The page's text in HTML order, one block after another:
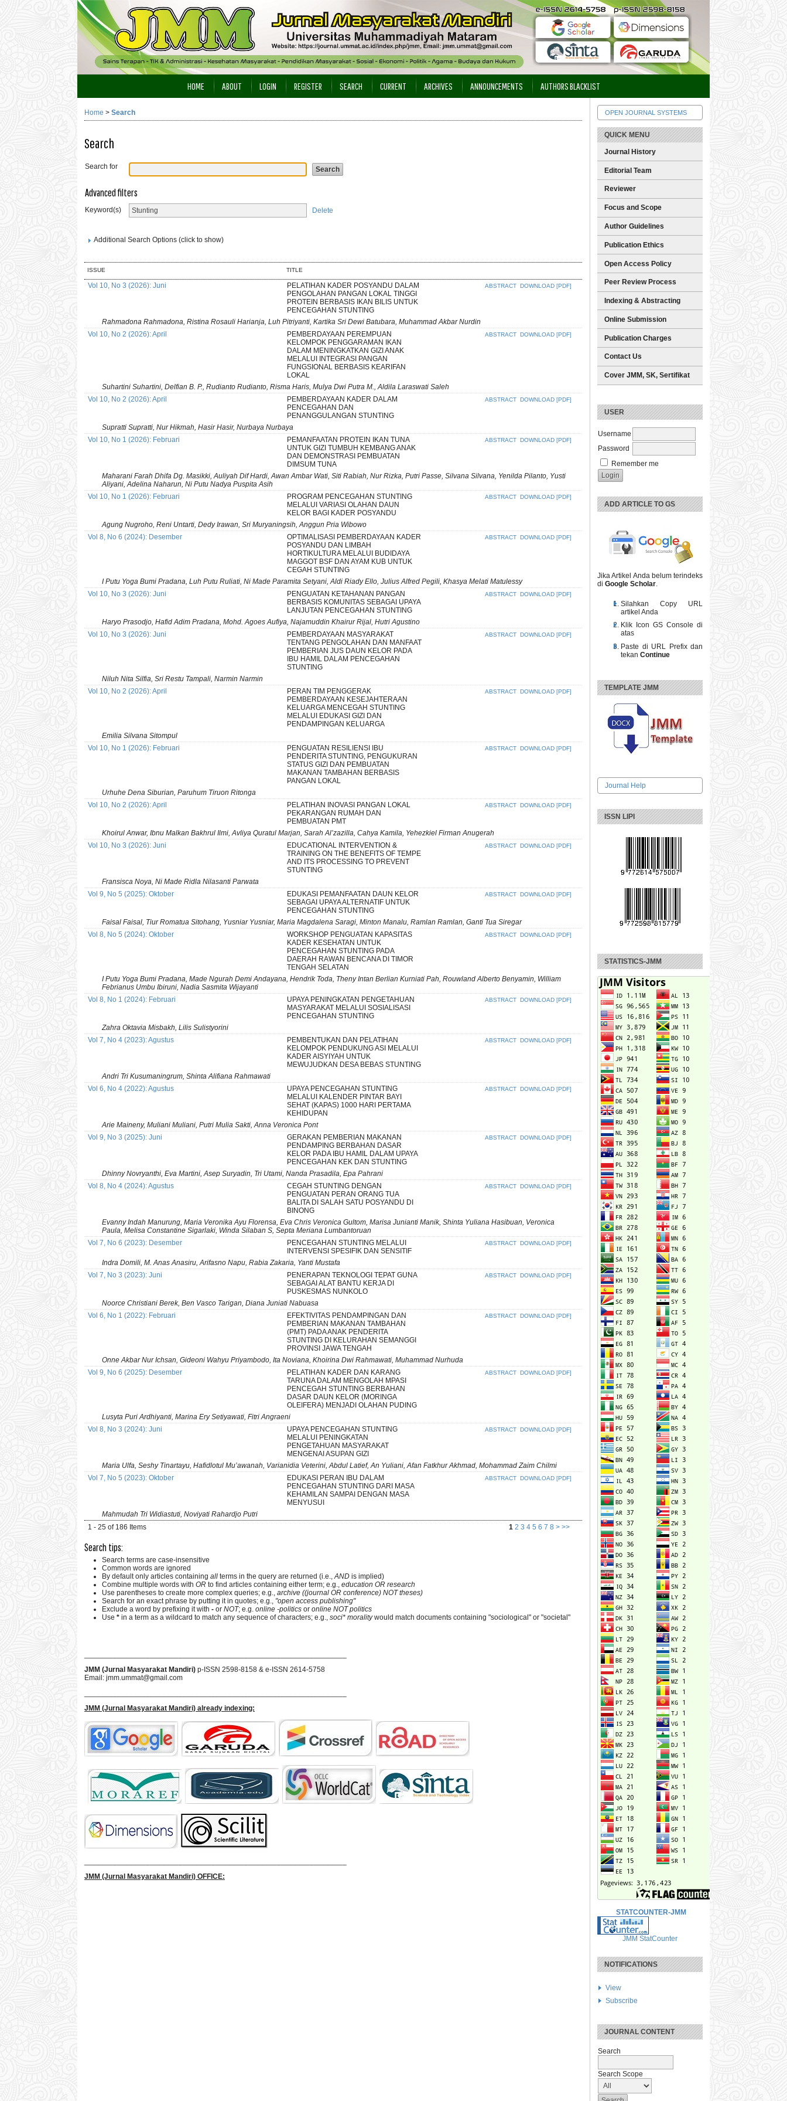
OPEN JOURNAL SYSTEMS
QUICK MENU
Journal History
Editorial Team
Reviewer
Focus and Scope
Author Guidelines
Publication Ethics
Open Access Policy
Peer Review Process
Indexing & Abstracting
Online Submission
Publication Charges
Contact Us
Cover JMM, SK, Sertifikat
USER
Username
Password
Remember me
ADD ARTICLE TO GS
Jika Artikel Anda belum terindeks
di Google Scholar
Silahkan Copy URL
artikel Anda
Klik Icon GS Console di
atas
Paste di URL Prefix dan
tekan Continue
TEMPLATE JMM
Journal Help
ISSN LIPI
STATISTICS-JMM
STATCOUNTER-JMM
JMM StatCounter
NOTIFICATIONS
View
Subscribe
JOURNAL CONTENT
Search
Search Scope
HOME ABOUT LOGIN REGISTER SEARCH CURRENT ARCHIVES ANNOUNCEMENTS AUTHORS BLACKLIST
Home > Search
Search
Search for
Advanced filters
Keyword(s) Delete
Additional Search Options (click to show)
ISSUE TITLE
Vol 10, No 3 (2026): Juni
PELATIHAN KADER POSYANDU DALAM
PENGOLAHAN PANGAN LOKAL TINGGI
PROTEIN BERBASIS IKAN BILIS UNTUK
PENCEGAHAN STUNTING
ABSTRACT DOWNLOAD [PDF]
Rahmadona Rahmadona, Ristina Rosauli Harianja, Luh Pitriyanti, Kartika Sri Dewi Batubara, Muhammad Akbar Nurdin
Vol 10, No 2 (2026): April
PEMBERDAYAAN PEREMPUAN
KELOMPOK PENGGARAMAN IKAN
DALAM MENINGKATKAN GIZI ANAK
MELALUI INTEGRASI PANGAN
FUNGSIONAL BERBASIS KEARIFAN
LOKAL
ABSTRACT DOWNLOAD [PDF]
Suhartini Suhartini, Delfian B. P., Rudianto Rudianto, Risma Haris, Mulya Dwi Putra M., Aldila Laraswati Saleh
Vol 10, No 2 (2026): April
PEMBERDAYAAN KADER DALAM
PENCEGAHAN DAN
PENANGGULANGAN STUNTING
ABSTRACT DOWNLOAD [PDF]
Supratti Supratti, Nur Hikmah, Hasir Hasir, Nurbaya Nurbaya
Vol 10, No 1 (2026): Februari
PEMANFAATAN PROTEIN IKAN TUNA
UNTUK GIZI TUMBUH KEMBANG ANAK
DAN DEMONSTRASI PEMBUATAN
DIMSUM TUNA
ABSTRACT DOWNLOAD [PDF]
Maharani Farah Dhifa Dg. Masikki, Auliyah Dif Hardi, Awan Ambar Wati, Siti Rabiah, Nur Rizka, Putri Passe, Silvana Silvana, Yenilda Pilanto, Yusti
Aliyani, Adelina Naharun, Ni Putu Nadya Puspita Asih
Vol 10, No 1 (2026): Februari
PROGRAM PENCEGAHAN STUNTING
MELALUI VARIASI OLAHAN DAUN
KELOR BAGI KADER POSYANDU
ABSTRACT DOWNLOAD [PDF]
Agung Nugroho, Reni Untarti, Dedy Irawan, Sri Muryaningsih, Anggun Pria Wibowo
Vol 8, No 6 (2024): Desember
OPTIMALISASI PEMBERDAYAAN KADER
POSYANDU DAN LIMBAH
HORTIKULTURA MELALUI BUDIDAYA
MAGGOT BSF DAN AYAM KUB UNTUK
CEGAH STUNTING
ABSTRACT DOWNLOAD [PDF]
I Putu Yoga Bumi Pradana, Luh Putu Ruliati, Ni Made Paramita Setyani, Aldi Riady Ello, Julius Alfred Pegili, Khasya Melati Matulessy
Vol 10, No 3 (2026): Juni
PENGUATAN KETAHANAN PANGAN
BERBASIS KOMUNITAS SEBAGAI UPAYA
LANJUTAN PENCEGAHAN STUNTING
ABSTRACT DOWNLOAD [PDF]
Haryo Prasodjo, Hafid Adim Pradana, Mohd. Agoes Aufiya, Najamuddin Khairur Rijal, Hutri Agustino
Vol 10, No 3 (2026): Juni
PEMBERDAYAAN MASYARAKAT
TENTANG PENGOLAHAN DAN MANFAAT
PEMBERIAN JUS DAUN KELOR PADA
IBU HAMIL DALAM PENCEGAHAN
STUNTING
ABSTRACT DOWNLOAD [PDF]
Niluh Nita Silfia, Sri Restu Tampali, Narmin Narmin
Vol 10, No 2 (2026): April
PERAN TIM PENGGERAK
PEMBERDAYAAN KESEJAHTERAAN
KELUARGA MENCEGAH STUNTING
MELALUI EDUKASI GIZI DAN
PENDAMPINGAN KELUARGA
ABSTRACT DOWNLOAD [PDF]
Emilia Silvana Sitompul
Vol 10, No 1 (2026): Februari
PENGUATAN RESILIENSI IBU
PENDERITA STUNTING, PENGUKURAN
STATUS GIZI DAN PEMBUATAN
MAKANAN TAMBAHAN BERBASIS
PANGAN LOKAL
ABSTRACT DOWNLOAD [PDF]
Urhuhe Dena Siburian, Paruhum Tiruon Ritonga
Vol 10, No 2 (2026): April
PELATIHAN INOVASI PANGAN LOKAL
PEKARANGAN RUMAH DAN
PEMBUATAN PMT
ABSTRACT DOWNLOAD [PDF]
Khoirul Anwar, Ibnu Malkan Bakhrul Ilmi, Avliya Quratul Marjan, Sarah Al’zazilla, Cahya Kamila, Yehezkiel Firman Anugerah
Vol 10, No 3 (2026): Juni
EDUCATIONAL INTERVENTION &
TRAINING ON THE BENEFITS OF TEMPE
AND ITS PROCESSING TO PREVENT
STUNTING
ABSTRACT DOWNLOAD [PDF]
Fransisca Noya, Ni Made Ridla Nilasanti Parwata
Vol 9, No 5 (2025): Oktober
EDUKASI PEMANFAATAN DAUN KELOR
SEBAGAI UPAYA ALTERNATIF UNTUK
PENCEGAHAN STUNTING
ABSTRACT DOWNLOAD [PDF]
Faisal Faisal, Tiur Romatua Sitohang, Yusniar Yusniar, Maria Magdalena Saragi, Minton Manalu, Ramlan Ramlan, Ganti Tua Siregar
Vol 8, No 5 (2024): Oktober
WORKSHOP PENGUATAN KAPASITAS
KADER KESEHATAN UNTUK
PENCEGAHAN STUNTING PADA
DAERAH RAWAN BENCANA DI TIMOR
TENGAH SELATAN
ABSTRACT DOWNLOAD [PDF]
I Putu Yoga Bumi Pradana, Made Ngurah Demi Andayana, Hendrik Toda, Theny Intan Berlian Kurniati Pah, Rouwland Alberto Benyamin, William
Febrianus Umbu Ibiruni, Nadia Sasmita Wijayanti
Vol 8, No 1 (2024): Februari
UPAYA PENINGKATAN PENGETAHUAN
MASYARAKAT MELALUI SOSIALISASI
PENCEGAHAN STUNTING
ABSTRACT DOWNLOAD [PDF]
Zahra Oktavia Misbakh, Lilis Sulistyorini
Vol 7, No 4 (2023): Agustus
PEMBENTUKAN DAN PELATIHAN
KELOMPOK PENDUKUNG ASI MELALUI
KADER AISYIYAH UNTUK
MEWUJUDKAN DESA BEBAS STUNTING
ABSTRACT DOWNLOAD [PDF]
Andri Tri Kusumaningrum, Shinta Alifiana Rahmawati
Vol 6, No 4 (2022): Agustus
UPAYA PENCEGAHAN STUNTING
MELALUI KALENDER PINTAR BAYI
SEHAT (KAPAS) 1000 HARI PERTAMA
KEHIDUPAN
ABSTRACT DOWNLOAD [PDF]
Arie Maineny, Muliani Muliani, Putri Mulia Sakti, Anna Veronica Pont
Vol 9, No 3 (2025): Juni
GERAKAN PEMBERIAN MAKANAN
PENDAMPING BERBAHAN DASAR
KELOR PADA IBU HAMIL DALAM UPAYA
PENCEGAHAN KEK DAN STUNTING
ABSTRACT DOWNLOAD [PDF]
Dhinny Novryanthi, Eva Martini, Asep Suryadin, Tri Utami, Nanda Prasadila, Epa Pahrani
Vol 8, No 4 (2024): Agustus
CEGAH STUNTING DENGAN
PENGUATAN PERAN ORANG TUA
BALITA DI SALAH SATU POSYANDU DI
BINONG
ABSTRACT DOWNLOAD [PDF]
Evanny Indah Manurung, Maria Veronika Ayu Florensa, Eva Chris Veronica Gultom, Marisa Junianti Manik, Shinta Yuliana Hasibuan, Veronica
Paula, Melisa Constantine Sigarlaki, Winda Silaban S, Septa Meriana Lumbantoruan
Vol 7, No 6 (2023): Desember
PENCEGAHAN STUNTING MELALUI
INTERVENSI SPESIFIK DAN SENSITIF
ABSTRACT DOWNLOAD [PDF]
Indra Domili, M. Anas Anasiru, Arifasno Napu, Rabia Zakaria, Yanti Mustafa
Vol 7, No 3 (2023): Juni
PENERAPAN TEKNOLOGI TEPAT GUNA
SEBAGAI ALAT BANTU KERJA DI
PUSKESMAS NUNKOLO
ABSTRACT DOWNLOAD [PDF]
Noorce Christiani Berek, Ben Vasco Tarigan, Diana Juniati Nabuasa
Vol 6, No 1 (2022): Februari
EFEKTIVITAS PENDAMPINGAN DAN
PEMBERIAN MAKANAN TAMBAHAN
(PMT) PADA ANAK PENDERITA
STUNTING DI KELURAHAN SEMANGGI
PROVINSI JAWA TENGAH
ABSTRACT DOWNLOAD [PDF]
Onne Akbar Nur Ichsan, Gideoni Wahyu Priyambodo, Ita Noviana, Khoirina Dwi Rahmawati, Muhammad Nurhuda
Vol 9, No 6 (2025): Desember
PELATIHAN KADER DAN KARANG
TARUNA DALAM MENGOLAH MPASI
PENCEGAH STUNTING BERBAHAN
DASAR DAUN KELOR (MORINGA
OLEIFERA) MENJADI OLAHAN PUDING
ABSTRACT DOWNLOAD [PDF]
Lusyta Puri Ardhiyanti, Marina Ery Setiyawati, Fitri Angraeni
Vol 8, No 3 (2024): Juni
UPAYA PENCEGAHAN STUNTING
MELALUI PENINGKATAN
PENGETAHUAN MASYARAKAT
MENGENAI ASUPAN GIZI
ABSTRACT DOWNLOAD [PDF]
Maria Ulfa, Seshy Tinartayu, Hafidlotul Mu’awanah, Varianidia Veterini, Abdul Latief, An Yuliani, Afan Fatkhur Akhmad, Mohammad Zaim Chilmi
Vol 7, No 5 (2023): Oktober
EDUKASI PERAN IBU DALAM
PENCEGAHAN STUNTING DARI MASA
KEHAMILAN SAMPAI DENGAN MASA
MENYUSUI
ABSTRACT DOWNLOAD [PDF]
Mahmudah Tri Widiastuti, Noviyati Rahardjo Putri
1 - 25 of 186 Items
1 2 3 4 5 6 7 8 > >>
Search tips:
Search terms are case-insensitive
Common words are ignored
By default only articles containing all terms in the query are returned (i.e.,AND is implied)
Combine multiple words with OR to find articles containing either term; e.g., education OR research
Use parentheses to create more complex queries; e.g., archive ((journal OR conference) NOT theses)
Search for an exact phrase by putting it in quotes; e.g., "open access publishing"
Exclude a word by prefixing it with - or NOT; e.g. online -politics or online NOT politics
Use * in a term as a wildcard to match any sequence of characters; e.g., soci* moralitywould match documents containing "sociological" or "societal"
JMM (Jurnal Masyarakat Mandiri) p-ISSN 2598-8158 & e-ISSN 2614-5758
Email: jmm.ummat@gmail.com
JMM (Jurnal Masyarakat Mandiri) already indexing:
JMM (Jurnal Masyarakat Mandiri) OFFICE: